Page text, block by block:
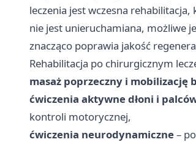
leczenia jest wczesna
nie jest unieruchamiana, możliwe
znacząco poprawia jakość
Rehabilitacja po chirurgicznym
masaż poprzeczny i mobilizację
ćwiczenia aktywne dłoni i
kontroli motorycznej,
ćwiczenia neurodynamiczne–